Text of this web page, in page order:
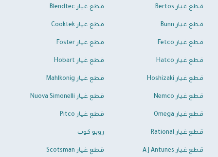
قطع غيار Bertos قطع غيار Blendtec
قطع غيار Bunn قطع غيار Cooktek
قطع غيار Fetco قطع غيار Foster
قطع غيار Hatco قطع غيار Hobart
قطع غيار Hoshizaki قطع غيار Mahlkonig
قطع غيار Nemco قطع غيار Nuova Simonelli
قطع غيار Omega قطع غيار Pitco
قطع غيار Rational روبو كوب
قطع غيار A J Antunes
قطع غيار Scotsman